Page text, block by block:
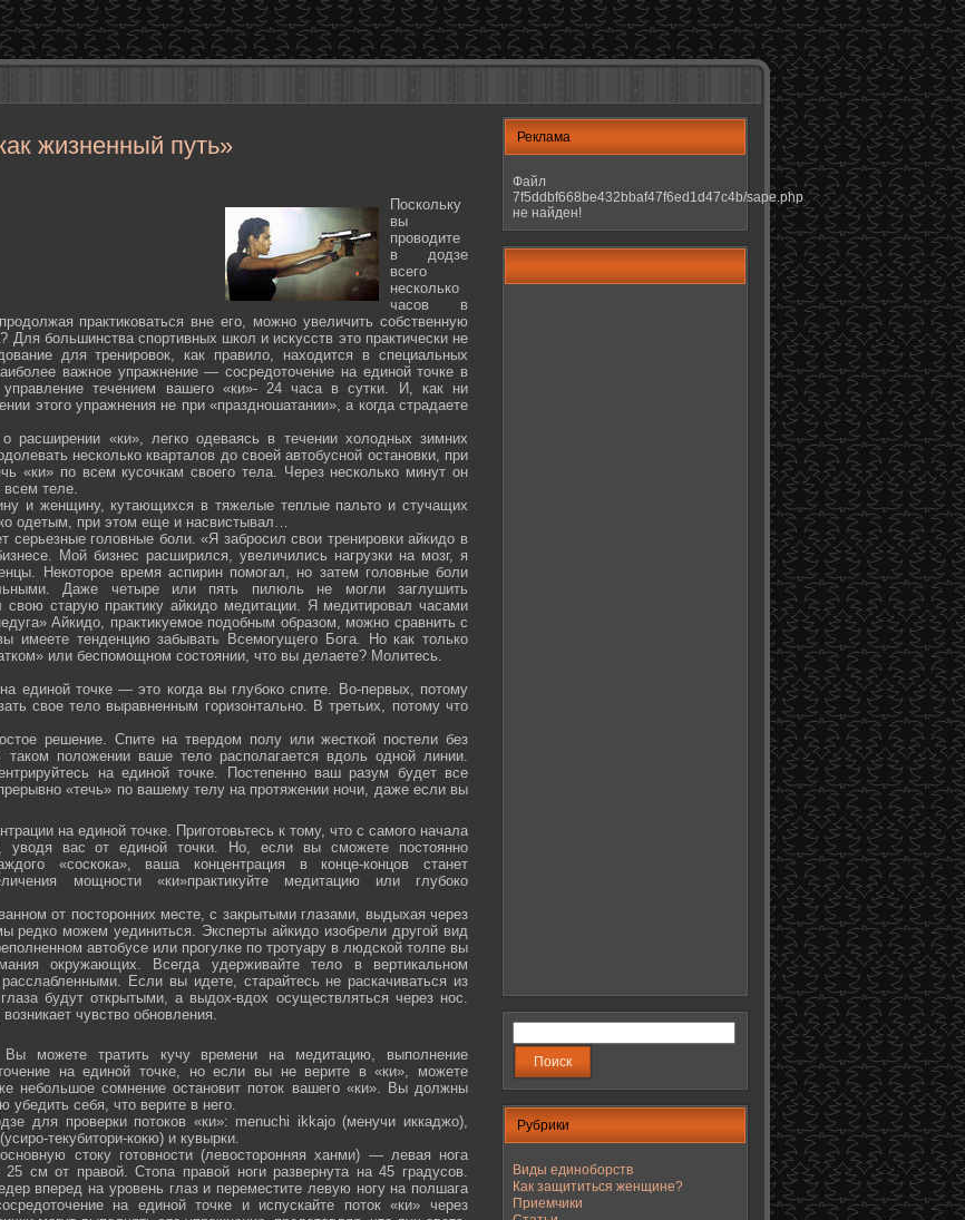
жизненный путь»
Поскольку
вы
проводите
в додзе
всего
несколько
часов в
практиковаться вне его, можно увеличить собственную
Для большинства спортивных школ и искусств это практически не
для тренировок, как правило, находится в специальных
важное упражнение — сосредоточение на единой точке в
течением вашего «ки»- 24 часа в сутки. И, как ни
этого упражнения не при «праздношатании», а когда страдаете
расширении «ки», легко одеваясь в течении холодных зимних
несколько кварталов до своей автобусной остановки, при
«ки» по всем кусочкам своего тела. Через несколько минут он
всем теле.
и женщину, кутающихся в тяжелые теплые пальто и стучащих
одетым, при этом еще и насвистывал…
серьезные головные боли. «Я забросил свои тренировки айкидо в
Мой бизнес расширился, увеличились нагрузки на мозг, я
Некоторое время аспирин помогал, но затем головные боли
Даже четыре или пять пилюль не могли заглушить
старую практику айкидо медитации. Я медитировал часами
Айкидо, практикуемое подобным образом, можно сравнить с
имеете тенденцию забывать Всемогущего Бога. Но как только
или беспомощном состоянии, что вы делаете? Молитесь.
единой точке — это когда вы глубоко спите. Во-первых, потому
свое тело выравненным горизонтально. В третьих, потому что
решение. Спите на твердом полу или жесткой постели без
положении ваше тело располагается вдоль одной линии.
на единой точке. Постепенно ваш разум будет все
«течь» по вашему телу на протяжении ночи, даже если вы
на единой точке. Приготовьтесь к тому, что с самого начала
уводя вас от единой точки. Но, если вы сможете постоянно
«соскока», ваша концентрация в конце-концов станет
мощности «ки»практикуйте медитацию или глубоко
от посторонних месте, с закрытыми глазами, выдыхая через
можем уединиться. Эксперты айкидо изобрели другой вид
автобусе или прогулке по тротуару в людской толпе вы
окружающих. Всегда удерживайте тело в вертикальном
Если вы идете, старайтесь не раскачиваться из
будут открытыми, а выдох-вдох осуществляться через нос.
чувство обновления.
можете тратить кучу времени на медитацию, выполнение
на единой точке, но если вы не верите в «ки», можете
небольшое сомнение остановит поток вашего «ки». Вы должны
себя, что верите в него.
для проверки потоков «ки»: menuchi ikkajo (менучи иккаджо),
текубитори-кокю) и кувырки.
стоку готовности (левосторонняя ханми) — левая нога
см от правой. Стопа правой ноги развернута на 45 градусов.
вперед на уровень глаз и переместите левую ногу на полшага
на единой точке и испускайте поток «ки» через
Реклама
Файл
7f5ddbf668be432bbaf47f6ed1d47c4b/sape.php
не найден!
Рубрики
Виды единоборств
Как защититься женщине?
Приемчики